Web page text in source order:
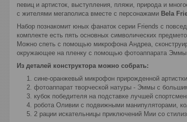
певиц и артисток, выступления, пляжи, природа и
с жителями мегаполиса вместе с персонажами Bela
Набор познакомит юных фанаток серии Friends с
комплекте есть пять основных символических
Можно спеть с помощью микрофона Андреа,
окружающее на пленку с помощью фотоаппарата
Из деталей конструктора можно собрать:
сине-оранжевый микрофон прирожденной
фотоаппарат творческой натуры - Эммы с
кубок победителя на подставке лучшей
робота Оливии с подвижными манипуляторами,
2 рации искательницы приключений Мии со